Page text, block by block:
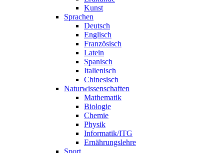
Kunst
Sprachen
Deutsch
Englisch
Französisch
Latein
Spanisch
Italienisch
Chinesisch
Naturwissenschaften
Mathematik
Biologie
Chemie
Physik
Informatik/ITG
Ernährungslehre
Sport